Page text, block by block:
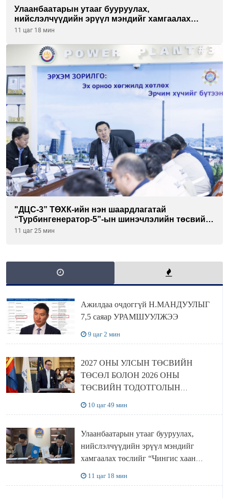
Улаанбаатарын утааг бууруулах,
нийслэлчүүдийн эрүүл мэндийг хамгаалах
төслийг “Чингис хаан баялгийн сан нэгдэл” ХХК-
11 цаг 18 мин
"ДЦС-3” ТӨХК-ийн нэн шаардлагатай
“Турбингенератор-5”-ын шинэчлэлийн төсвийг
шийдвэрлэхээр болов
11 цаг 25 мин
Ажилдаа очдоггүй Н.МАНДУУЛЫГ
7,5 саяар УРАМШУУЛЖЭЭ
9 цаг 2 мин
2027 ОНЫ УЛСЫН ТӨСВИЙН
ТӨСӨЛ БОЛОН 2026 ОНЫ
ТӨСВИЙН ТОДОТГОЛЫН
10 цаг 49 мин
Улаанбаатарын утааг бууруулах,
нийслэлчүүдийн эрүүл мэндийг
хамгаалах төслийг “Чингис хаан
11 цаг 18 мин